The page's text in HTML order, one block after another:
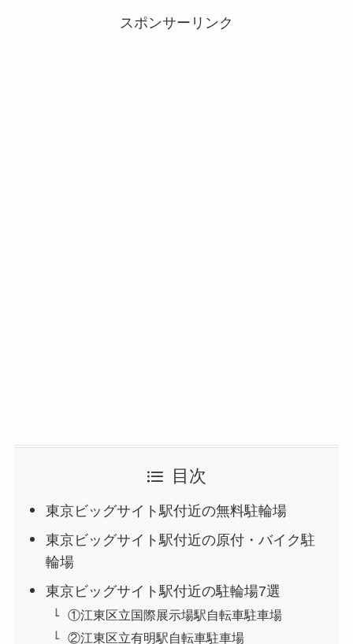
スポンサーリンク
目次
東京ビッグサイト駅付近の無料駐輪場
東京ビッグサイト駅付近の原付・バイク駐
輪場
東京ビッグサイト駅付近の駐輪場7選
①江東区立国際展示場駅自転車駐車場
②江東区立有明駅自転車駐車場